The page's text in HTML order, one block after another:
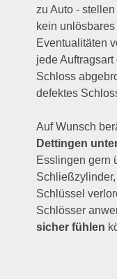
zu Auto -
kein
Eventualitäten
jede
Schloss
defektes
Auf Wunsch
Dettingen
Esslingen gern
Schlüssel
Schlösser
sicher fühlen